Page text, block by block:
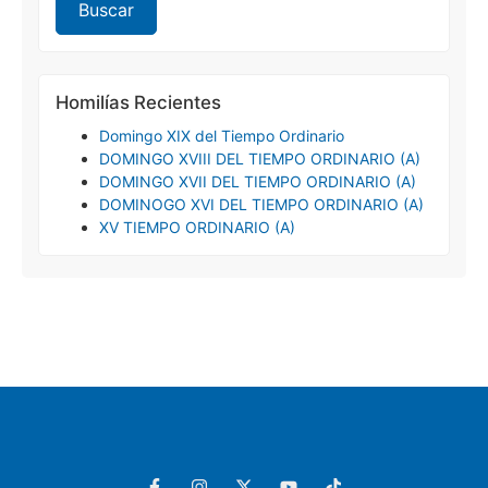
Homilías Recientes
Domingo XIX del Tiempo Ordinario
DOMINGO XVIII DEL TIEMPO ORDINARIO (A)
DOMINGO XVII DEL TIEMPO ORDINARIO (A)
DOMINOGO XVI DEL TIEMPO ORDINARIO (A)
XV TIEMPO ORDINARIO (A)